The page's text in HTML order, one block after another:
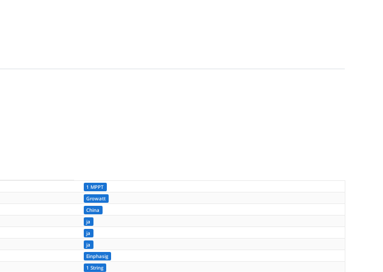
1 MPPT
Growatt
China
ja
ja
ja
Einphasig
1 String